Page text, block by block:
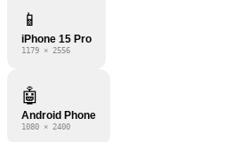
📱
iPhone 15 Pro
1179 × 2556
🤖
Android Phone
1080 × 2400